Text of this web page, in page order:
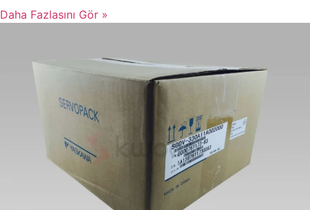
Daha Fazlasını Gör »